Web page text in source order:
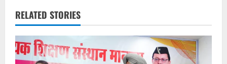
RELATED STORIES